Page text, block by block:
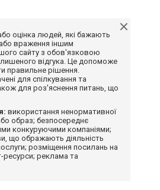
оцінка людей, які бажають
враження іншим
сайту з обов'язковою
відгука. Це допоможе
правильне рішення.
для спілкування та
для роз'яснення питань, що
використання ненормативної
образ; безпосереднє
конкуруючими компаніями;
що ображають діяльність
послуги; розміщення посилань на
ресурси; реклама та